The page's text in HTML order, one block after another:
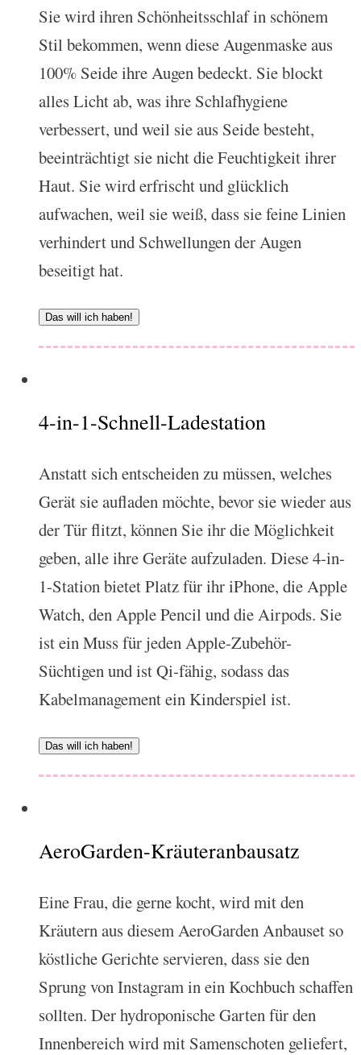
Sie wird ihren Schönheitsschlaf in schönem
Stil bekommen, wenn diese Augenmaske aus
100% Seide ihre Augen bedeckt. Sie blockt
alles Licht ab, was ihre Schlafhygiene
verbessert, und weil sie aus Seide besteht,
beeinträchtigt sie nicht die Feuchtigkeit ihrer
Haut. Sie wird erfrischt und glücklich
aufwachen, weil sie weiß, dass sie feine Linien
verhindert und Schwellungen der Augen
beseitigt hat.
Das will ich haben!
4-in-1-Schnell-Ladestation
Anstatt sich entscheiden zu müssen, welches
Gerät sie aufladen möchte, bevor sie wieder aus
der Tür flitzt, können Sie ihr die Möglichkeit
geben, alle ihre Geräte aufzuladen. Diese 4-in-
1-Station bietet Platz für ihr iPhone, die Apple
Watch, den Apple Pencil und die Airpods. Sie
ist ein Muss für jeden Apple-Zubehör-
Süchtigen und ist Qi-fähig, sodass das
Kabelmanagement ein Kinderspiel ist.
Das will ich haben!
AeroGarden-Kräuteranbausatz
Eine Frau, die gerne kocht, wird mit den
Kräutern aus diesem AeroGarden Anbauset so
köstliche Gerichte servieren, dass sie den
Sprung von Instagram in ein Kochbuch schaffen
sollten. Der hydroponische Garten für den
Innenbereich wird mit Samenschoten geliefert,